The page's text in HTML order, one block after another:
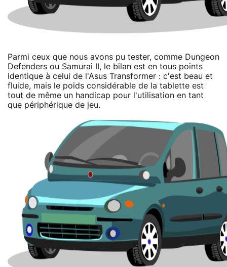
Parmi ceux que nous avons pu tester, comme Dungeon
Defenders ou Samurai II, le bilan est en tous points
identique à celui de l'Asus Transformer : c'est beau et
fluide, mais le poids considérable de la tablette est
tout de même un handicap pour l'utilisation en tant
que périphérique de jeu.